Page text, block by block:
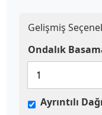
Gelişmiş
Ondalık
Ayrıntılı